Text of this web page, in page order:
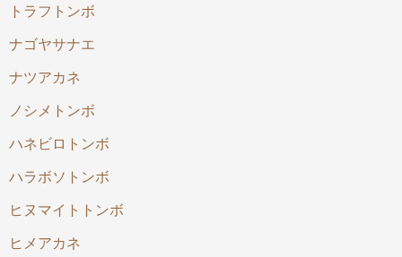
トラフトンボ
ナゴヤサナエ
ナツアカネ
ノシメトンボ
ハネビロトンボ
ハラボソトンボ
ヒヌマイトトンボ
ヒメアカネ